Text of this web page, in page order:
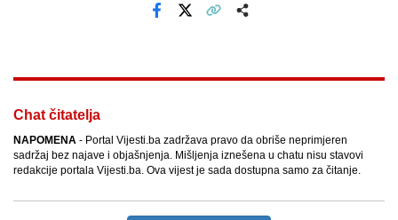
Chat čitatelja
NAPOMENA - Portal Vijesti.ba zadržava pravo da obriše neprimjeren
sadržaj bez najave i objašnjenja. Mišljenja iznešena u chatu nisu stavovi
redakcije portala Vijesti.ba. Ova vijest je sada dostupna samo za čitanje.